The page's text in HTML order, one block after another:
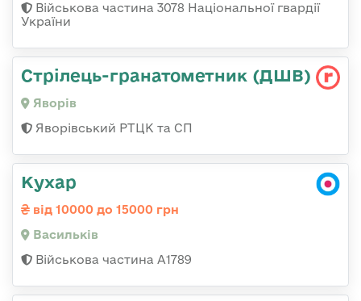
Військова частина 3078 Національної гвардії
України
Стрілець-гранатометник (ДШВ)
Яворів
Яворівський РТЦК та СП
Кухар
від 10000 до 15000 грн
Васильків
Військова частина А1789